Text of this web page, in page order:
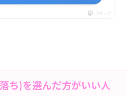
ポチップ
ち)を選んだ方がいい人